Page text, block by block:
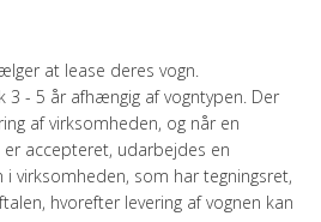
at lease deres vogn.
3 - 5 år afhængig af vogntypen. Der
af virksomheden, og når en
accepteret, udarbejdes en
i virksomheden, som har tegningsret,
hvorefter levering af vognen kan